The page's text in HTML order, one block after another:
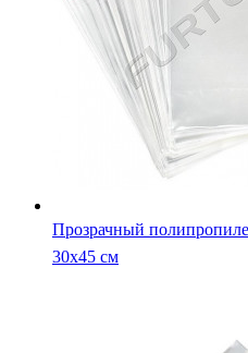
Прозрачный
30х45 см